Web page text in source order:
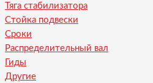
Тяга стабилизатора
Стойка подвески
Сроки
Распределительный вал
Гиды
Другие